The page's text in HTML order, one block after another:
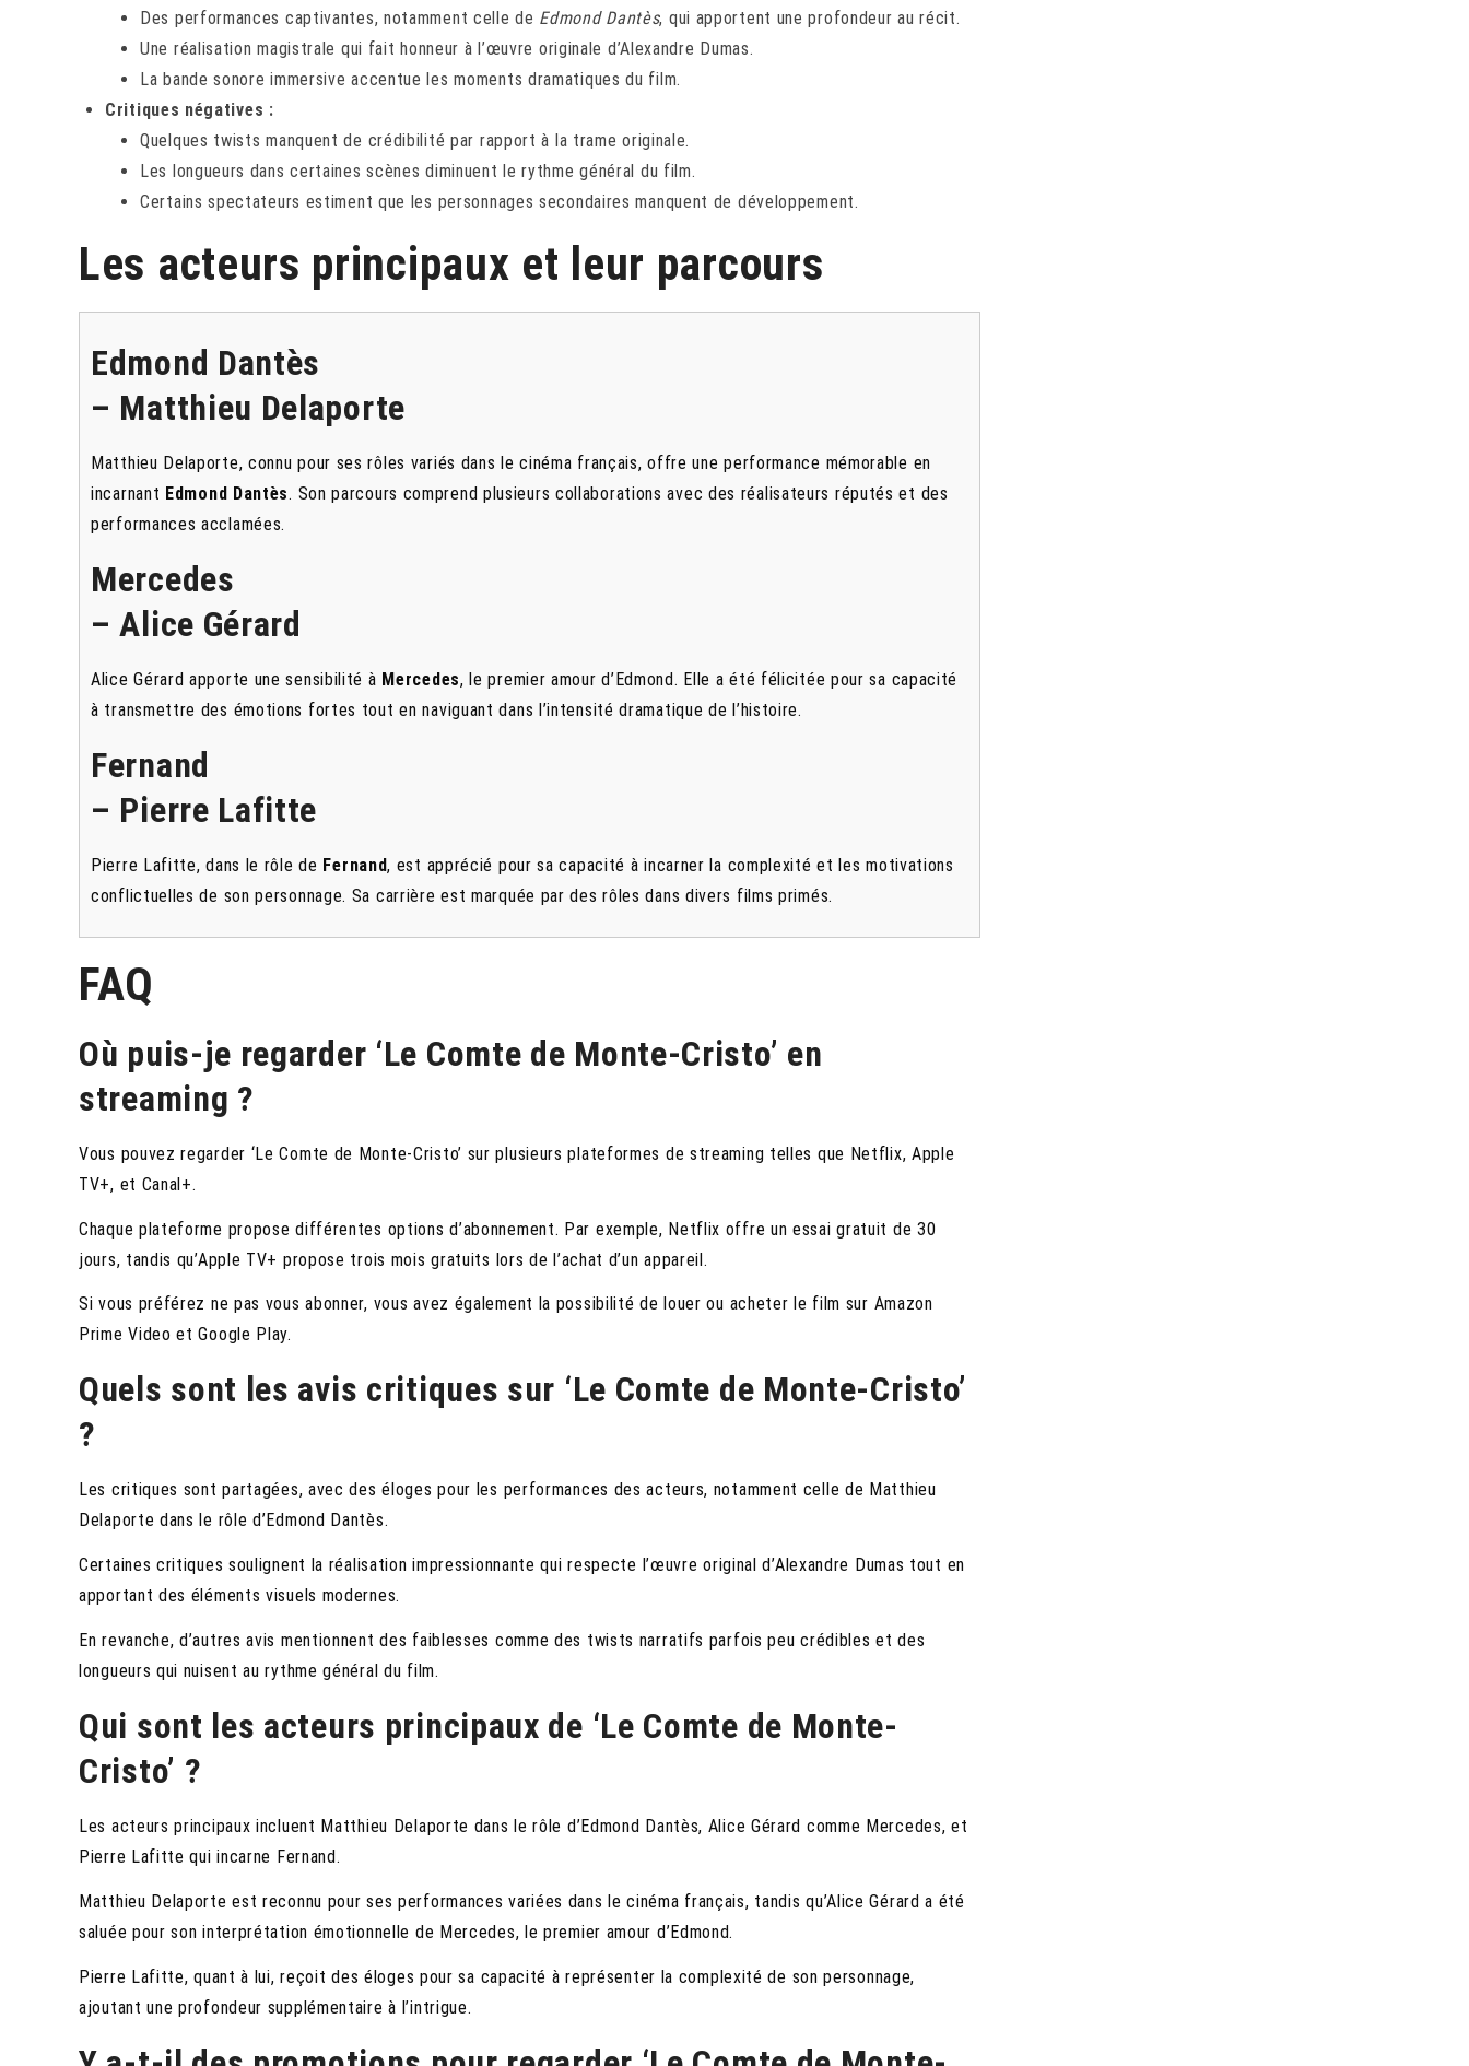
Des performances captivantes, notamment celle de Edmond Dantès, qui apportent une profondeur au récit.
Une réalisation magistrale qui fait honneur à l’œuvre originale d’Alexandre Dumas.
La bande sonore immersive accentue les moments dramatiques du film.
Critiques négatives :
Quelques twists manquent de crédibilité par rapport à la trame originale.
Les longueurs dans certaines scènes diminuent le rythme général du film.
Certains spectateurs estiment que les personnages secondaires manquent de développement.
Les acteurs principaux et leur parcours
Edmond Dantès
– Matthieu Delaporte
Matthieu Delaporte, connu pour ses rôles variés dans le cinéma français, offre une performance mémorable en
incarnant Edmond Dantès. Son parcours comprend plusieurs collaborations avec des réalisateurs réputés et des
performances acclamées.
Mercedes
– Alice Gérard
Alice Gérard apporte une sensibilité à Mercedes, le premier amour d’Edmond. Elle a été félicitée pour sa capacité
à transmettre des émotions fortes tout en naviguant dans l’intensité dramatique de l’histoire.
Fernand
– Pierre Lafitte
Pierre Lafitte, dans le rôle de Fernand, est apprécié pour sa capacité à incarner la complexité et les motivations
conflictuelles de son personnage. Sa carrière est marquée par des rôles dans divers films primés.
FAQ
Où puis-je regarder ‘Le Comte de Monte-Cristo’ en
streaming ?
Vous pouvez regarder ‘Le Comte de Monte-Cristo’ sur plusieurs plateformes de streaming telles que Netflix, Apple
TV+, et Canal+.
Chaque plateforme propose différentes options d’abonnement. Par exemple, Netflix offre un essai gratuit de 30
jours, tandis qu’Apple TV+ propose trois mois gratuits lors de l’achat d’un appareil.
Si vous préférez ne pas vous abonner, vous avez également la possibilité de louer ou acheter le film sur Amazon
Prime Video et Google Play.
Quels sont les avis critiques sur ‘Le Comte de Monte-Cristo’
?
Les critiques sont partagées, avec des éloges pour les performances des acteurs, notamment celle de Matthieu
Delaporte dans le rôle d’Edmond Dantès.
Certaines critiques soulignent la réalisation impressionnante qui respecte l’œuvre original d’Alexandre Dumas tout en
apportant des éléments visuels modernes.
En revanche, d’autres avis mentionnent des faiblesses comme des twists narratifs parfois peu crédibles et des
longueurs qui nuisent au rythme général du film.
Qui sont les acteurs principaux de ‘Le Comte de Monte-
Cristo’ ?
Les acteurs principaux incluent Matthieu Delaporte dans le rôle d’Edmond Dantès, Alice Gérard comme Mercedes, et
Pierre Lafitte qui incarne Fernand.
Matthieu Delaporte est reconnu pour ses performances variées dans le cinéma français, tandis qu’Alice Gérard a été
saluée pour son interprétation émotionnelle de Mercedes, le premier amour d’Edmond.
Pierre Lafitte, quant à lui, reçoit des éloges pour sa capacité à représenter la complexité de son personnage,
ajoutant une profondeur supplémentaire à l’intrigue.